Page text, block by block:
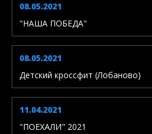
08.05.2021
"НАША ПОБЕДА"
08.05.2021
Детский кроссфит (Лобаново)
11.04.2021
"ПОЕХАЛИ" 2021